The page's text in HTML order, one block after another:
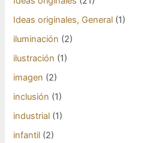
Ideas originales, General (1)
iluminación (2)
ilustración (1)
imagen (2)
inclusión (1)
industrial (1)
infantil (2)